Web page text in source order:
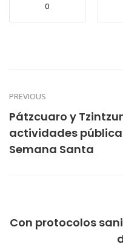
0
PREVIOUS
Pátzcuaro y
actividades
Semana Santa
Con protocolos